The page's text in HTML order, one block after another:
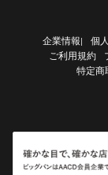
企業情報| 個
ご利用規約
特定商